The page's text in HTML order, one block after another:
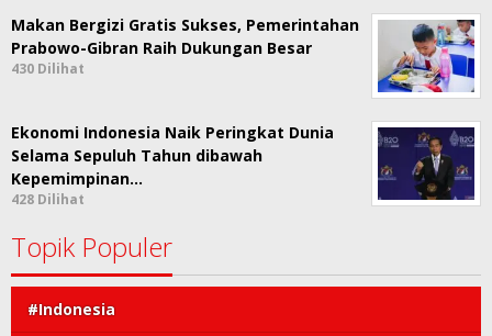
Makan Bergizi Gratis Sukses, Pemerintahan
Prabowo-Gibran Raih Dukungan Besar
430 Dilihat
Ekonomi Indonesia Naik Peringkat Dunia
Selama Sepuluh Tahun dibawah
Kepemimpinan…
428 Dilihat
Topik Populer
#Indonesia